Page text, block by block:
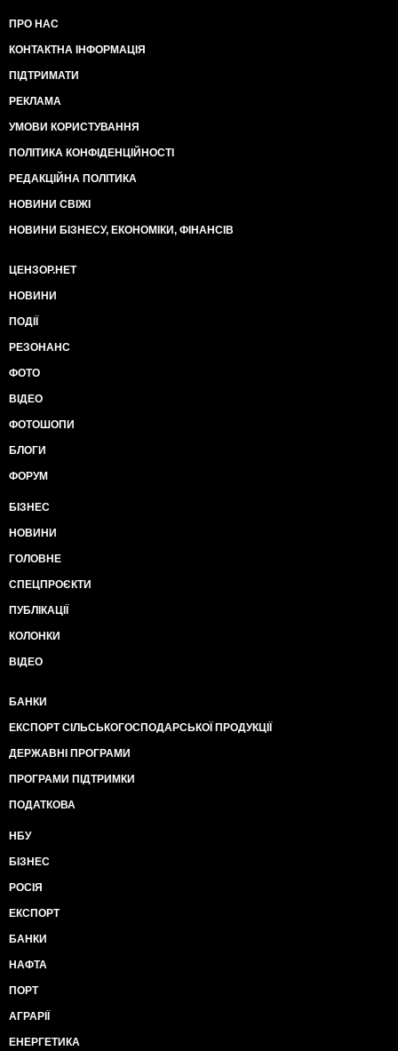
ПРО НАС
КОНТАКТНА ІНФОРМАЦІЯ
ПІДТРИМАТИ
РЕКЛАМА
УМОВИ КОРИСТУВАННЯ
ПОЛІТИКА КОНФІДЕНЦІЙНОСТІ
РЕДАКЦІЙНА ПОЛІТИКА
НОВИНИ СВІЖІ
НОВИНИ БІЗНЕСУ, ЕКОНОМІКИ, ФІНАНСІВ
ЦЕНЗОР.НЕТ
НОВИНИ
ПОДІЇ
РЕЗОНАНС
ФОТО
ВІДЕО
ФОТОШОПИ
БЛОГИ
ФОРУМ
БІЗНЕС
НОВИНИ
ГОЛОВНЕ
СПЕЦПРОЄКТИ
ПУБЛІКАЦІЇ
КОЛОНКИ
ВІДЕО
БАНКИ
ЕКСПОРТ СІЛЬСЬКОГОСПОДАРСЬКОЇ ПРОДУКЦІЇ
ДЕРЖАВНІ ПРОГРАМИ
ПРОГРАМИ ПІДТРИМКИ
ПОДАТКОВА
НБУ
БІЗНЕС
РОСІЯ
ЕКСПОРТ
БАНКИ
НАФТА
ПОРТ
АГРАРІЇ
ЕНЕРГЕТИКА